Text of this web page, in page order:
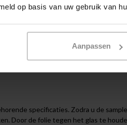
op basis van uw gebruik van
Aanpassen
specificaties. Zodra u de sample
Door de folie tegen het glas te